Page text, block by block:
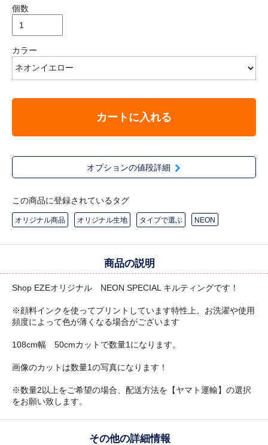
個数
カラー
カートに入れる
オプションの値段詳細
この商品に登録されているタグ
オリジナル商品 オリジナル生地 タイプで選ぶ NEON
商品の説明
Shop EZEオリジナル NEON SPECIAL キルティングです！
※顔料インクを使ってプリントしています特性上、お洗濯や使用
頻度によって色が薄くなる場合がございます
108cm幅 50cmカットで数量1になります。
画像のカットは数量1の写真になります！
※数量2以上をご希望の場合、配送方法を【ヤマト運輸】の選択
をお願い致します。
その他の詳細情報